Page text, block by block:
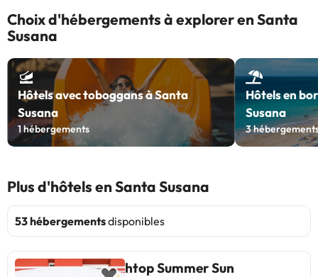
Choix d'hébergements à explorer en Santa
Susana
Hôtels avec toboggans à Santa
Susana
1 hébergements
Hôtels en
Susana
3
Plus d'hôtels en Santa Susana
53 hébergementsdisponibles
htop Summer Sun